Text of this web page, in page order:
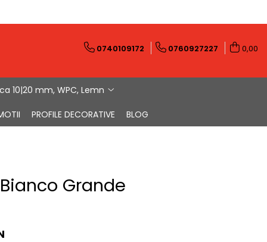
0740109172 0760927227 0,00
10|20 mm, WPC, Lemn
PROFILE DECORATIVE BLOG
Grande